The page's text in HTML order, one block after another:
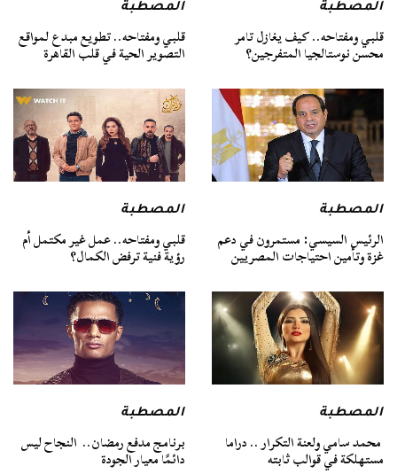
المصطبة
قلبي ومفتاحه.. كيف يغازل تامر
محسن نوستالجيا المتفرجين؟
المصطبة
قلبي ومفتاحه.. تطويع مبدع لمواقع
التصوير الحية في قلب القاهرة
المصطبة
الرئيس السيسي: مستمرون في دعم
غزة وتأمين احتياجات المصريين
المصطبة
قلبي ومفتاحه.. عمل غير مكتمل أم
رؤية فنية ترفض الكمال؟
المصطبة
محمد سامي ولعنة التكرار .. دراما
مستهلكة في قوالب ثابته
المصطبة
برنامج مدفع رمضان.. النجاح ليس
دائمًا معيار الجودة